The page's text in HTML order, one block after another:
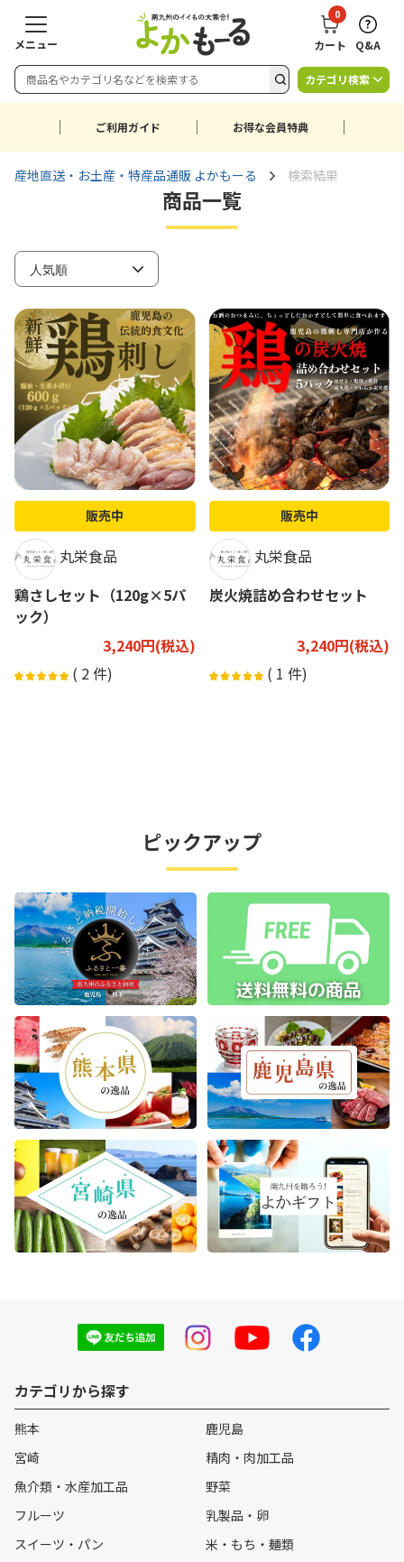
メニュー
0
カート Q&A
カテゴリ検索
ご利用ガイド お得な会員特典
産地直送・お土産・特産品通販 よかもーる 検索結果
商品一覧
販売中
丸栄食品
鶏さしセット（120g×5パ
ック）
3,240円(税込)
( 2件)
販売中
丸栄食品
炭火焼詰め合わせセット
3,240円(税込)
( 1 件)
ピックアップ
カテゴリから探す
熊本
鹿児島
宮崎
精肉・肉加工品
魚介類・水産加工品
野菜
フルーツ
乳製品・卵
スイーツ・パン
米・もち・麺類